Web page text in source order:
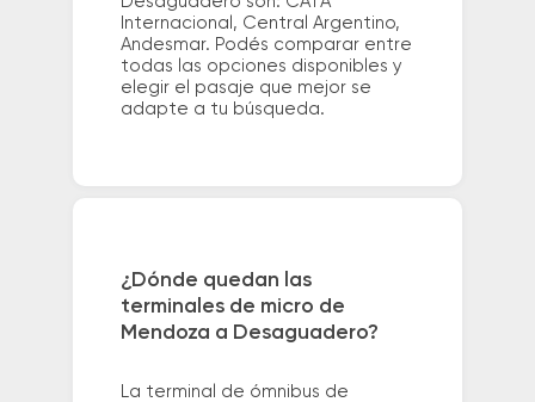
Internacional, Central Argentino,
Andesmar. Podés comparar entre
todas las opciones disponibles y
elegir el pasaje que mejor se
adapte a tu búsqueda.
¿Dónde quedan las
terminales de micro de
Mendoza a Desaguadero?
La terminal de ómnibus de